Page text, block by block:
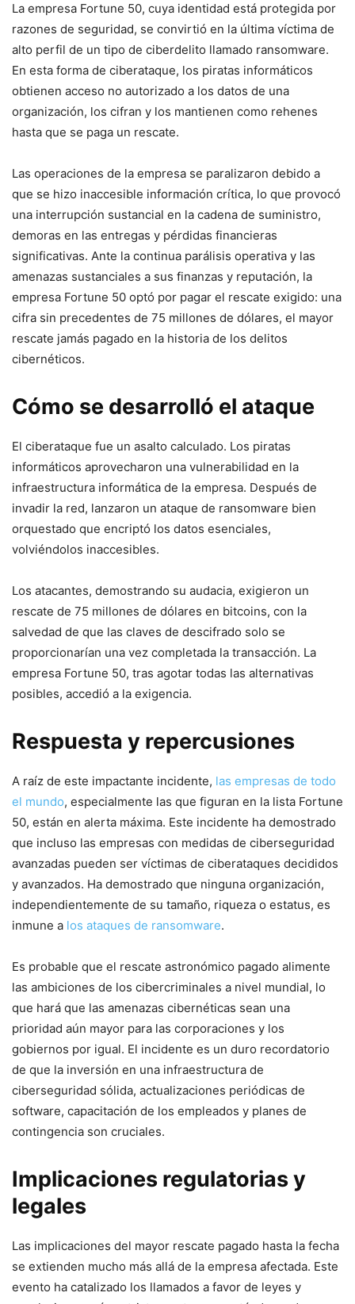
La empresa Fortune 50, cuya identidad está ​protegida por
razones de seguridad, se convirtió en la última víctima de
‍alto perfil de un tipo de ciberdelito llamado ransomware.
En esta forma⁤ de ciberataque, los piratas informáticos
obtienen acceso⁤ no autorizado a los datos de una
organización, los cifran y los ⁣mantienen como ⁢rehenes
hasta ‌que se paga un rescate.
Las operaciones de la empresa se paralizaron debido a
que se hizo⁢ inaccesible información crítica, lo que provocó
una interrupción sustancial en la cadena de suministro,
demoras en las entregas y pérdidas financieras
significativas. Ante la continua parálisis ⁢operativa y las
amenazas sustanciales a sus finanzas y reputación, la
empresa Fortune ‍50 optó por pagar ‌el‍ rescate exigido: una
cifra sin ⁣precedentes‌ de 75 millones de dólares, el mayor
⁢rescate jamás‌ pagado en la historia de los delitos
cibernéticos.
Cómo se desarrolló el ataque
El ciberataque fue un asalto calculado. Los piratas
informáticos aprovecharon ‍una vulnerabilidad ⁣en la
infraestructura informática de la empresa.⁤ Después de
invadir la red, lanzaron un ataque de ransomware bien
orquestado⁤ que encriptó ​los datos esenciales,
volviéndolos inaccesibles.
Los atacantes, demostrando​ su audacia, exigieron un
rescate de 75 millones de dólares en bitcoins,⁢ con la
salvedad de que las claves de ⁢descifrado solo se
proporcionarían una vez completada‌ la transacción. La
empresa Fortune 50, tras agotar todas las alternativas
posibles, accedió a la exigencia.
Respuesta y repercusiones
A raíz de este impactante incidente, las empresas de todo
el mundo, especialmente ⁣las que ⁤figuran en la lista Fortune
50, están en alerta⁣ máxima.⁣ Este ‍incidente ha demostrado
que incluso las empresas con medidas de ciberseguridad
avanzadas pueden ser‍ víctimas de ciberataques decididos
y avanzados. Ha demostrado que ninguna⁤ organización,
independientemente de su tamaño, riqueza o estatus, es
inmune a los ataques de ransomware.
Es probable​ que el rescate astronómico pagado alimente
las ⁣ambiciones de los cibercriminales a nivel mundial, lo
que hará que las amenazas cibernéticas⁤ sean una
prioridad aún mayor para las corporaciones y los
gobiernos por ⁣igual. El incidente es un‌ duro recordatorio
⁤de que la inversión en una infraestructura de
ciberseguridad sólida, ​actualizaciones periódicas de
software, capacitación de los empleados y planes ‌de
contingencia son cruciales.
Implicaciones regulatorias y
legales
Las implicaciones del mayor ⁢rescate pagado hasta la fecha
se extienden mucho más allá de la empresa afectada. Este
evento ha catalizado los⁣ llamados a favor de‍ leyes y